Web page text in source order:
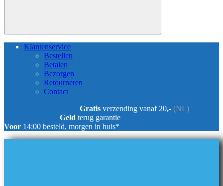
Klantenservice
Bestellen
Betalen
Bezorgen
Retourneren
Contact
Gratis verzending vanaf 20,- (NL)
Geld terug garantie
Voor 14:00 besteld, morgen in huis*